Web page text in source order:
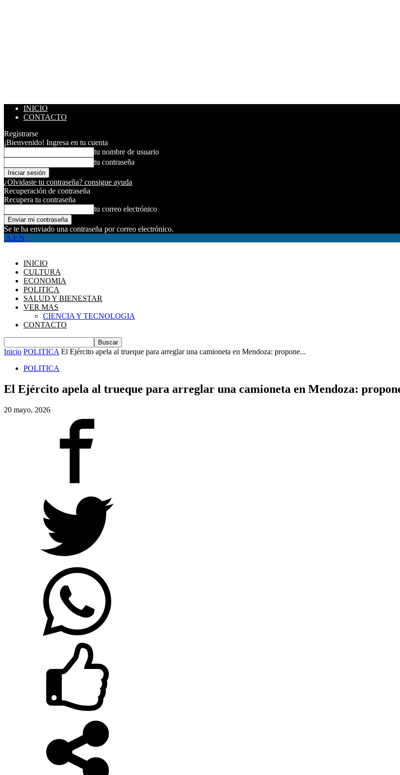
INICIO
CONTACTO
Registrarse
¡Bienvenido! Ingresa en tu cuenta
tu nombre de usuario
tu contraseña
¿Olvidaste tu contraseña? consigue ayuda
Recuperación de contraseña
Recupera tu contraseña
tu correo electrónico
Se te ha enviado una contraseña por correo electrónico.
A.F.N
INICIO
CULTURA
ECONOMIA
POLITICA
SALUD Y BIENESTAR
VER MAS
CIENCIA Y TECNOLOGIA
CONTACTO
Inicio POLITICA El Ejército apela al trueque para arreglar una camioneta en Mendoza: propone...
POLITICA
El Ejército apela al trueque para arreglar una camioneta en Mendoza:
20 mayo, 2026